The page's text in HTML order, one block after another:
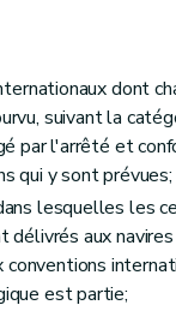
dont
suivant la
par l'arrêté et
qui y sont prévues;
lesquelles les
délivrés aux
conventions
est partie;